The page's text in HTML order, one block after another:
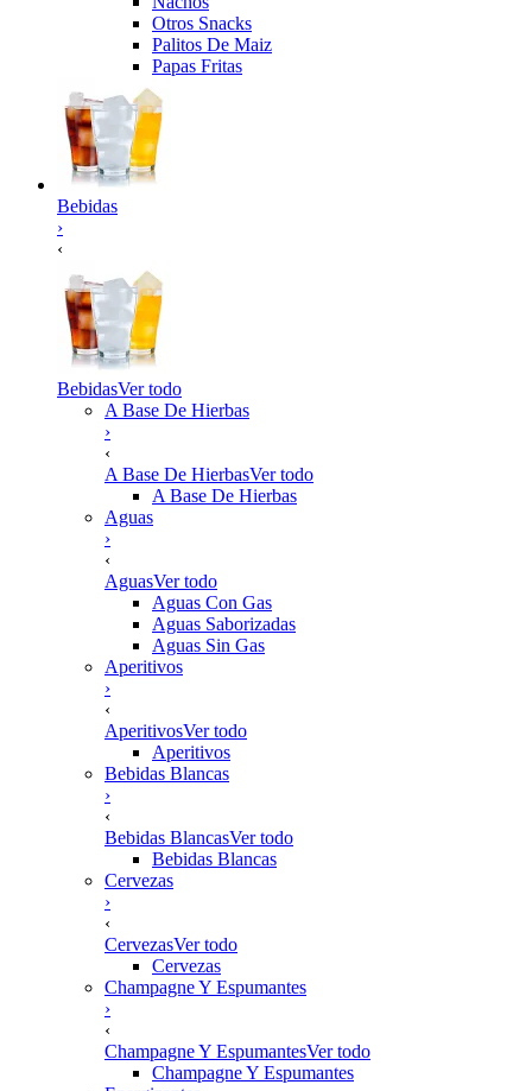
Otros Snacks
Palitos De Maiz
Papas Fritas
Bebidas
›
‹
BebidasVer todo
A Base De Hierbas
›
‹
A Base De HierbasVer todo
A Base De Hierbas
Aguas
›
‹
AguasVer todo
Aguas Con Gas
Aguas Saborizadas
Aguas Sin Gas
Aperitivos
›
‹
AperitivosVer todo
Aperitivos
Bebidas Blancas
›
‹
Bebidas BlancasVer todo
Bebidas Blancas
Cervezas
›
‹
CervezasVer todo
Cervezas
Champagne Y Espumantes
›
‹
Champagne Y EspumantesVer todo
Champagne Y Espumantes